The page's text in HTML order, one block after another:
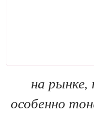
на рынке,
особенно